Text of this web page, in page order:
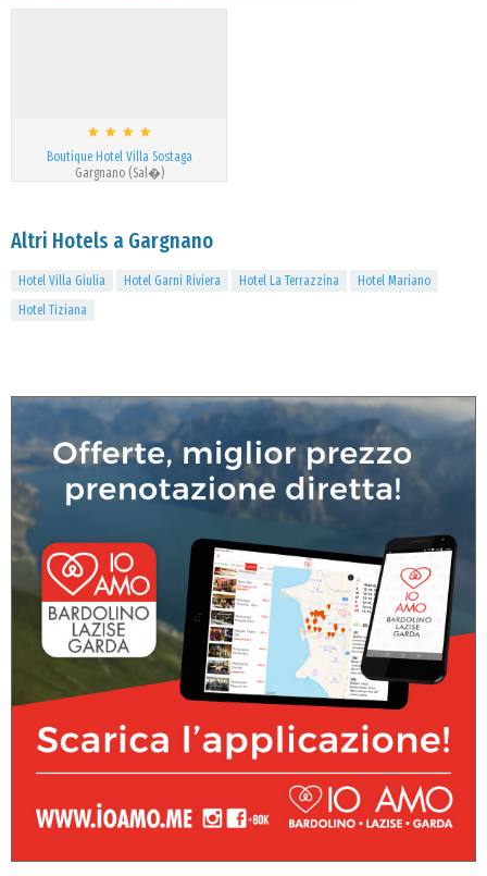
Boutique Hotel Villa Sostaga
Gargnano (Sal�)
Altri Hotels a Gargnano
Hotel Villa Giulia Hotel Garni Riviera Hotel La Terrazzina
Hotel Mariano
Hotel Tiziana